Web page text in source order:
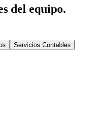
del equipo.
Servicios Contables